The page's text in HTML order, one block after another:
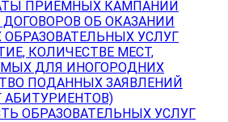
ПРИЕМНЫХ КАМПАНИЙ
ОБ ОКАЗАНИИ
УСЛУГ
КОЛИЧЕСТВЕ МЕСТ,
ДЛЯ ИНОГОРОДНИХ
ПОДАННЫХ ЗАЯВЛЕНИЙ
АБИТУРИЕНТОВ)
ОБРАЗОВАТЕЛЬНЫХ УСЛУГ